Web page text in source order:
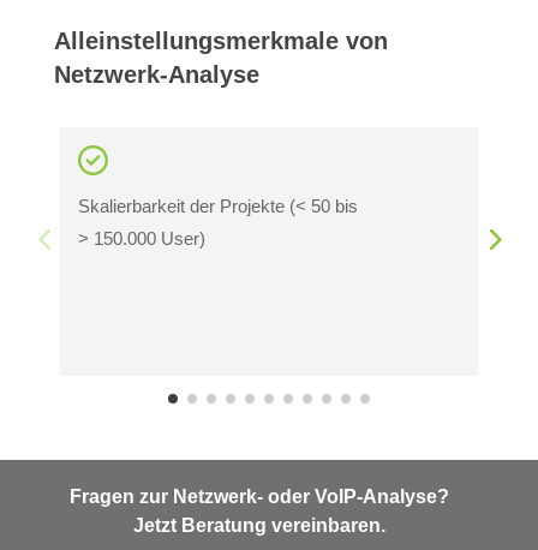
Alleinstellungsmerkmale von
Netzwerk-Analyse
Skalierbarkeit der Projekte (< 50 bis
> 150.000 User)
Fragen zur Netzwerk- oder VoIP-Analyse?
Jetzt Beratung vereinbaren.